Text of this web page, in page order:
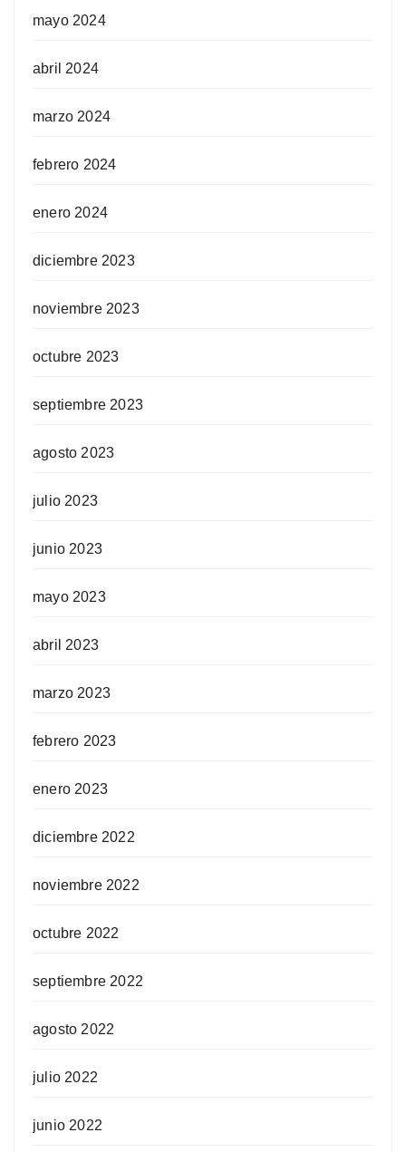
mayo 2024
abril 2024
marzo 2024
febrero 2024
enero 2024
diciembre 2023
noviembre 2023
octubre 2023
septiembre 2023
agosto 2023
julio 2023
junio 2023
mayo 2023
abril 2023
marzo 2023
febrero 2023
enero 2023
diciembre 2022
noviembre 2022
octubre 2022
septiembre 2022
agosto 2022
julio 2022
junio 2022